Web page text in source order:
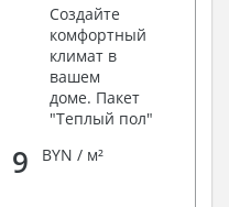
Создайте
комфортный
климат в
вашем
доме. Пакет
"Теплый пол"
9 BYN / м²